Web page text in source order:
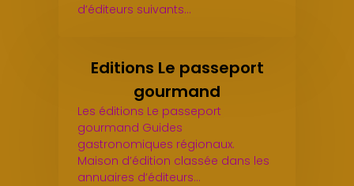
d’éditeurs suivants…
Editions Le passeport
gourmand
Les éditions Le passeport
gourmand Guides
gastronomiques régionaux.
Maison d’édition classée dans les
annuaires d’éditeurs…